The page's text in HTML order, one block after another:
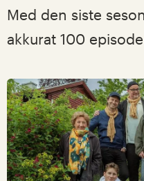
Med den siste
akkurat 100